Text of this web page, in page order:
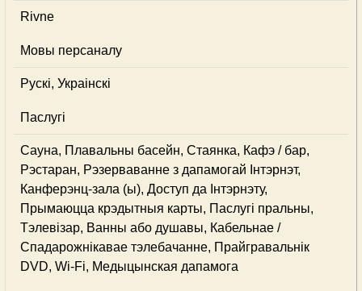
Rivne
Мовы персаналу
Рускі, Украінскі
Паслугі
Сауна, Плавальны басейн, Стаянка, Кафэ / бар,
Рэстаран, Рэзерваванне з дапамогай Інтэрнэт,
Канферэнц-зала (ы), Доступ да Інтэрнэту,
Прымаюцца крэдытныя карты, Паслугі пральны,
Тэлевізар, Ванны або душавы, Кабельнае /
Спадарожнiкавае тэлебачанне, Прайгравальнік
DVD, Wi-Fi, Медыцынская дапамога